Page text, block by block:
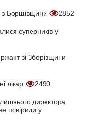
з Борщівщини 2852
суперників у
зі Зборівщини
лікар 2490
директора
повірили у